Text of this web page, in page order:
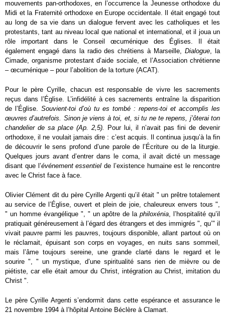
mouvements pan-orthodoxes, en l’occurrence la Jeunesse orthodoxe du
Midi et la Fraternité orthodoxe en Europe occidentale. Il était engagé tout
au long de sa vie dans un dialogue fervent avec les catholiques et les
protestants, tant au niveau local que national et international, et il joua un
rôle important dans le Conseil œcuménique des Églises. Il était
également engagé dans la radio des chrétiens à Marseille,Dialogue , la
Cimade, organisme protestant d’aide sociale, et l’Association chrétienne
– œcuménique – pour l’abolition de la torture (ACAT).
Pour le père Cyrille, chacun est responsable de vivre les sacrements
reçus dans l’Église. L’infidélité à ces sacrements entraîne la disparition
de l’Église. Souvient-toi d’où tu es tombé : repens-toi et accomplis les
œuvres d’autrefois. Sinon je viens à toi, et, si tu ne te repens, j’ôterai ton
chandelier de sa place (Ap. 2,5).
Pour lui, il n’avait pas fini de devenir
orthodoxe, il ne voulait jamais dire : c’est acquis. Il continua jusqu’à la fin
de découvrir le sens profond d’une parole de l’Écriture ou de la liturgie.
Quelques jours avant d’entrer dans le coma, il avait dicté un message
disant que l’événement essentielde l’existence humaine est le rencontre
avec le Christ face à face.
Olivier Clément dit du père Cyrille Argenti qu’il était " un prêtre totalement
au service de l’Église, ouvert et plein de joie, chaleureux envers tous ",
" un homme évangélique ", " un apôtre de laphiloxénia , l’hospitalité qu’il
pratiquait généreusement à l’égard des étrangers et des immigrés ", qu’" il
vivait pauvre parmi les pauvres, toujours disponible, allant partout où on
le réclamait, épuisant son corps en voyages, en nuits sans sommeil,
mais l’âme toujours sereine, une grande clarté dans le regard et le
sourire ", " un mystique, d’une spiritualité sans rien de mièvre ou de
piétiste, car elle était amour du Christ, intégration au Christ, imitation du
Christ "
Le père Cyrille Argenti s’endormit dans cette espérance et assurance le
21 novembre 1994 à l’hôpital Antoine Béclère à Clamart.